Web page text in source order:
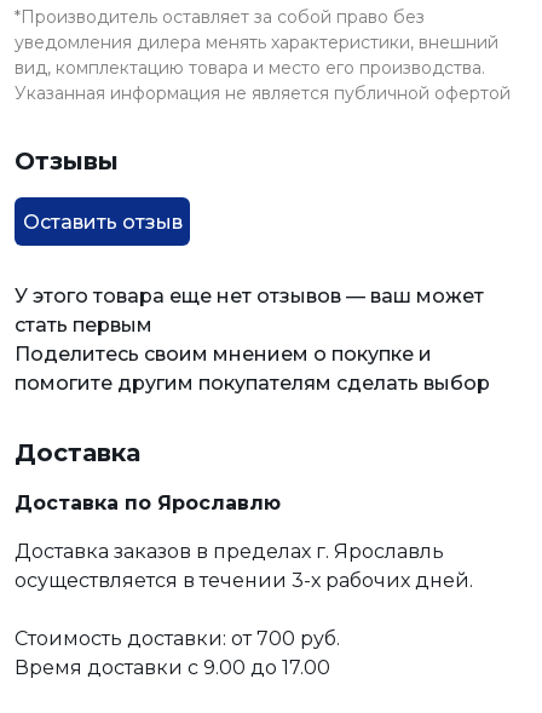
*Производитель оставляет за собой право без
уведомления дилера менять характеристики, внешний
вид, комплектацию товара и место его производства.
Указанная информация не является публичной офертой
Отзывы
Оставить отзыв
У этого товара еще нет отзывов — ваш может
стать первым
Поделитесь своим мнением о покупке и
помогите другим покупателям сделать выбор
Доставка
Доставка по Ярославлю
Доставка заказов в пределах г. Ярославль
осуществляется в течении 3-х рабочих дней.
Стоимость доставки: от 700 руб.
Время доставки с 9.00 до 17.00